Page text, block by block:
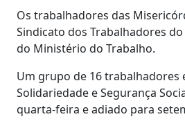
Os trabalhadores das
Sindicato dos Trabalhadores
do Ministério do Trabalho.
Um grupo de 16 trabalhadores
Solidariedade e Segurança
quarta-feira e adiado para